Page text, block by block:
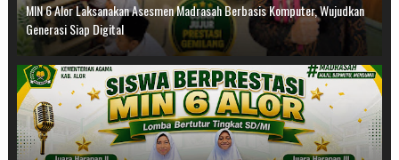
MIN 6 Alor Laksanakan Asesmen Madrasah Berbasis Komputer, Wujudkan
Generasi Siap Digital